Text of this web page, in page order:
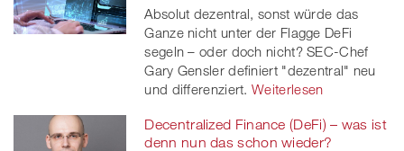
Absolut dezentral, sonst würde das
Ganze nicht unter der Flagge DeFi
segeln – oder doch nicht? SEC-Chef
Gary Gensler definiert "dezentral" neu
und differenziert. Weiterlesen
Decentralized Finance (DeFi) – was ist
denn nun das schon wieder?